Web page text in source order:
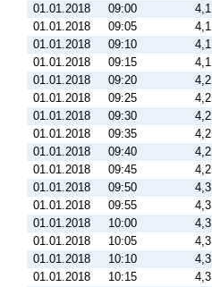
01.01.2018
09:00 4,1
01.01.2018
09:05 4,1
01.01.2018
09:10 4,1
01.01.2018
09:15 4,1
01.01.2018
09:20 4,2
01.01.2018
09:25 4,2
01.01.2018
09:30 4,2
01.01.2018
09:35 4,2
01.01.2018
09:40 4,2
01.01.2018
09:45 4,2
01.01.2018
09:50 4,3
01.01.2018
09:55 4,3
01.01.2018
10:00 4,3
01.01.2018
10:05 4,3
01.01.2018
10:10 4,3
01.01.2018
10:15 4,3